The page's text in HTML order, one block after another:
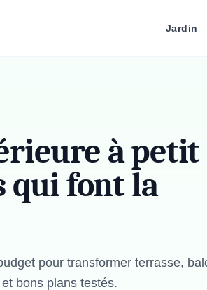
Jardin
à petit
qui font la
pour transformer terrasse,
bons plans testés.